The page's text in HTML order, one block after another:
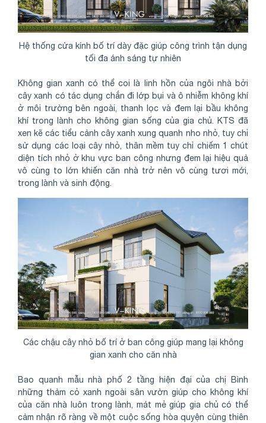
Hệ thống cửa kính bố trí dày đặc giúp công trình tận dụng
tối đa ánh sáng tự nhiên
Không gian xanh có thể coi là linh hồn của ngôi nhà bởi
cây xanh có tác dụng chắn đi lớp bụi và ô nhiễm không khí
ở môi trường bên ngoài, thanh lọc và đem lại bầu không
khí trong lành cho không gian sống của gia chủ. KTS đã
xen kẽ các tiểu cảnh cây xanh xung quanh nho nhỏ, tuy chỉ
sử dụng các loại cây nhỏ, thân mềm tuy chỉ chiếm 1 chút
diện tích nhỏ ở khu vực ban công nhưng đem lại hiệu quả
vô cùng to lớn khiến căn nhà trở nên vô cùng tươi mới,
trong lành và sinh động.
Các chậu cây nhỏ bố trí ở ban công giúp mang lại không
gian xanh cho căn nhà
Bao quanh mẫu nhà phố 2 tầng hiện đại của chị Bình
những thảm cỏ xanh ngoài sân vườn giúp cho không khí
của căn nhà luôn trong lành, mát mẻ giúp gia chủ có thể
cảm nhận rõ ràng về một cuộc sống hòa quyện cùng thiên